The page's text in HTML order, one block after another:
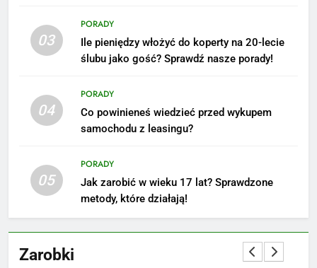
03
PORADY
Ile pieniędzy włożyć do koperty na 20-lecie
ślubu jako gość? Sprawdź nasze porady!
04
PORADY
Co powinieneś wiedzieć przed wykupem
samochodu z leasingu?
05
PORADY
Jak zarobić w wieku 17 lat? Sprawdzone
metody, które działają!
Zarobki
zainspirują
ZAROBKI
Jak przygotować się finansowo
na narodziny dziecka: ile to
PORADY
8